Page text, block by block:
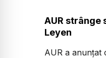
AUR strânge
Leyen
AUR a anunțat